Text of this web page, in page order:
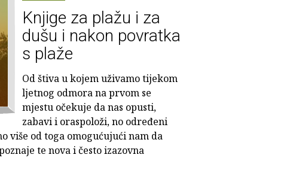
Knjige za plažu i za
dušu i nakon povratka
s plaže
Od štiva u kojem uživamo tijekom
ljetnog odmora na prvom se
mjestu očekuje da nas opusti,
zabavi i oraspoloži, no određeni
više od toga omogućujući nam da
te nova i često izazovna